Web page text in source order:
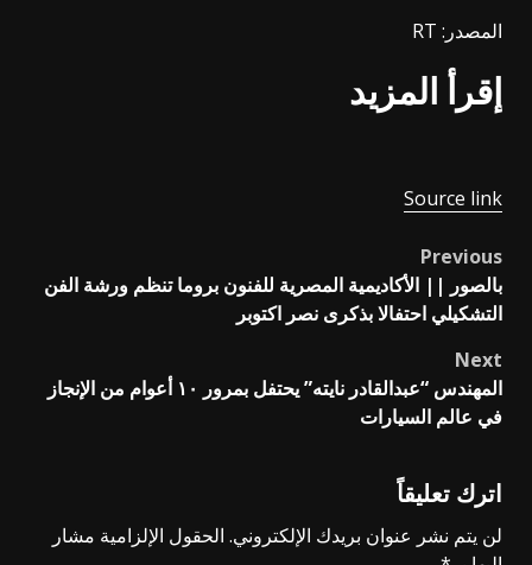
المصدر: RT
إقرأ المزيد
Source link
Post
navigation
Previous
بالصور || الأكاديمية المصرية للفنون بروما تنظم ورشة الفن
التشكيلي احتفالا بذكرى نصر اكتوبر
Next
المهندس “عبدالقادر نايته” يحتفل بمرور ١٠ أعوام من الإنجاز
في عالم السيارات
اترك تعليقاً
لن يتم نشر عنوان بريدك الإلكتروني. الحقول الإلزامية مشار